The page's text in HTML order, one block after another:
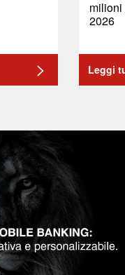
2026
Leggi